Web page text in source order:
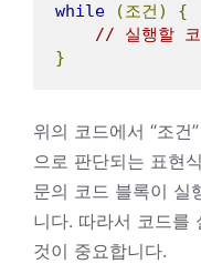
while (조건)
{
// 실행할 코
}
위의 코드에서 “조건
으로 판단되는 표현
문의 코드 블록이 실
니다. 따라서 코드를
것이 중요합니다.